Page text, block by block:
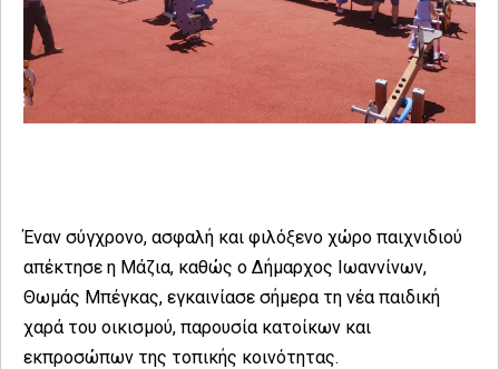
Έναν σύγχρονο, ασφαλή και φιλόξενο χώρο παιχνιδιού
απέκτησε η Μάζια, καθώς ο Δήμαρχος Ιωαννίνων,
Θωμάς Μπέγκας, εγκαινίασε σήμερα τη νέα παιδική
χαρά του οικισμού, παρουσία κατοίκων και
εκπροσώπων της τοπικής κοινότητας.